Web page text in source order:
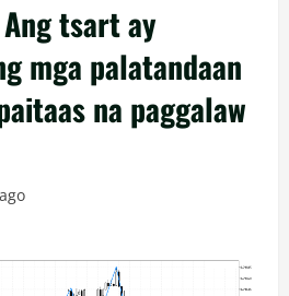
Ang tsart ay
mga palatandaan
na paggalaw